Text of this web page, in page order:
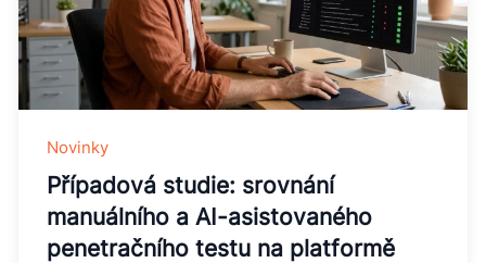
Novinky
Případová studie: srovnání
manuálního a AI-asistovaného
penetračního testu na platformě